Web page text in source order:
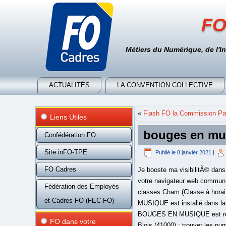
Métiers du Numérique, de
ACTUALITÉS LA CONVENTION COLLECTIVE
Liens Utiles
Confédération FO
Site inFO-TPE
FO Cadres
Fédération des Employés
et Cadres FO (FEC-FO)
FO dans votre
« Flash FO la Commission
bouges en
Publié le 8 janvier 2021 |
Je booste ma visibilitÃ© dans les premiers rÃ©sultats de recherche. En cliquant sur « être géolocalisé » et avec votre consentement, votre navigateur web communique à Bouygues Telecom votre position sous forme de coordonnées GPS. Elle est plus â¦ Avec ses classes Cham (Classe à horaires aménagés en musique), lâécole Marguerite-Audoux a une tradition musicale bien ancrée. BOUGES EN MUSIQUE est installé dans la commune de Blois à l'adresse 17 Rue de BEAUSEJOUR dans le département du Loir et cher téléphone... BOUGES EN MUSIQUE est référencé dans l'Annuaire Français dans la catégorie parcs de loisirs. Tous les professionnels à Rue foulerie, Blois (41000) : trouver les numéros de téléphone et adresses des professionnels de votre département ou de votre ville dans l'annuaire PagesJaunes Avec Description de l'événement : Stage 2 danses avec 2 niveaux par danse. Nous proposons différents stages en partenariats avec d'autres associations (voir l'agenda). Henri Viguier, directeur d'un grand magasin parisien, et sa femme Renée acquièrent Bouges en 1917. Notre boutique en ligne vous offre une gamme variée de boîte à musique pour enfant. Présentation Bouges en Musique L'association Bouges En Musique à pour objectif de promouvoir et développer les "danses sociales" ou "danses de sociétés" (social dancing en anglais). Bouges En Musique . Danses : West Coast Swing, Zouk brésilien Enfin depuis 5 ans, il enseigne la kizomba. Un plan pour se rendre Ã cette association est disponible directement sur la fiche de l'association. Ville d'activité : 17 rue de beauséjour, Blois, France; Contacter cet Organisateur. Pour cela elle organise des démonstrations, des événements et â¦ Pour cela elle organise des démonstrations, des événements et donne des cours. Lesbilans.com Stage Kizomba/Bachata à l'ADA (BOUGES EN MUSIQUE) Stage de danses de couple à Blois (41000) dans le Loir-et-Cher, région Centre. Trouvez tous les spécialistes de la danse proches de chez vous pour apprendre à danser. Présentation de la â¦ Retrouvez en direct toutes les actus de la ville de Blois : les prévisions météo, les sorties, le sport, la politique,